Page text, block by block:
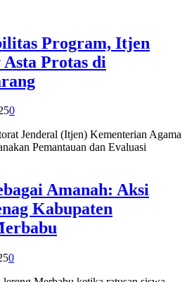
Program, Itjen
Protas di
0
Jenderal (Itjen) Kementerian Agama
Pemantauan dan Evaluasi
Amanah: Aksi
Kabupaten
0